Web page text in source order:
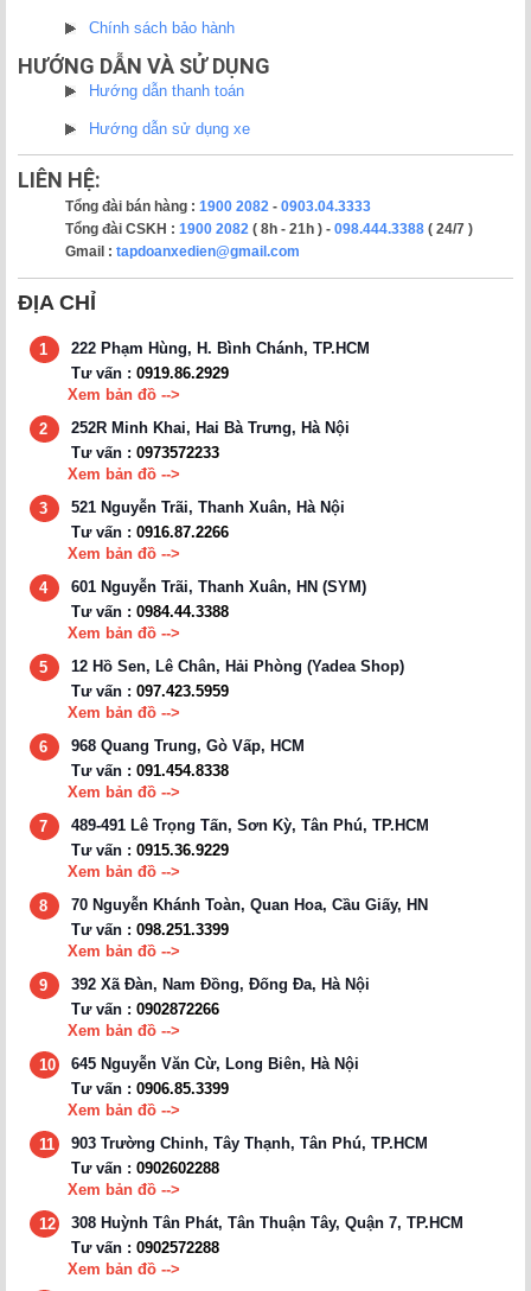
Chính sách bảo hành
HƯỚNG DẪN VÀ SỬ DỤNG
Hướng dẫn thanh toán
Hướng dẫn sử dụng xe
LIÊN HỆ:
Tổng đài bán hàng : 1900 2082 - 0903.04.3333
Tổng đài CSKH : 1900 2082 ( 8h - 21h ) - 098.444.3388 ( 24/7 )
Gmail : tapdoanxedien@gmail.com
ĐỊA CHỈ
1
222 Phạm Hùng, H. Bình Chánh, TP.HCM
Tư vấn : 0919.86.2929
Xem bản đồ -->
2
252R Minh Khai, Hai Bà Trưng, Hà Nội
Tư vấn : 0973572233
Xem bản đồ -->
3
521 Nguyễn Trãi, Thanh Xuân, Hà Nội
Tư vấn : 0916.87.2266
Xem bản đồ -->
4
601 Nguyễn Trãi, Thanh Xuân, HN (SYM)
Tư vấn : 0984.44.3388
Xem bản đồ -->
5
12 Hồ Sen, Lê Chân, Hải Phòng (Yadea Shop)
Tư vấn : 097.423.5959
Xem bản đồ -->
6
968 Quang Trung, Gò Vấp, HCM
Tư vấn : 091.454.8338
Xem bản đồ -->
7
489-491 Lê Trọng Tấn, Sơn Kỳ, Tân Phú, TP.HCM
Tư vấn : 0915.36.9229
Xem bản đồ -->
8
70 Nguyễn Khánh Toàn, Quan Hoa, Cầu Giấy, HN
Tư vấn : 098.251.3399
Xem bản đồ -->
9
392 Xã Đàn, Nam Đồng, Đống Đa, Hà Nội
Tư vấn : 0902872266
Xem bản đồ -->
10
645 Nguyễn Văn Cừ, Long Biên, Hà Nội
Tư vấn : 0906.85.3399
Xem bản đồ -->
11
903 Trường Chinh, Tây Thạnh, Tân Phú, TP.HCM
Tư vấn : 0902602288
Xem bản đồ -->
12
308 Huỳnh Tân Phát, Tân Thuận Tây, Quận 7, TP.HCM
Tư vấn : 0902572288
Xem bản đồ -->